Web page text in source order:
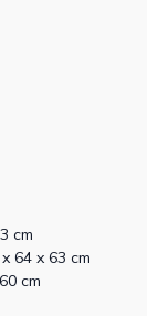
cm
64 x 63 cm
cm